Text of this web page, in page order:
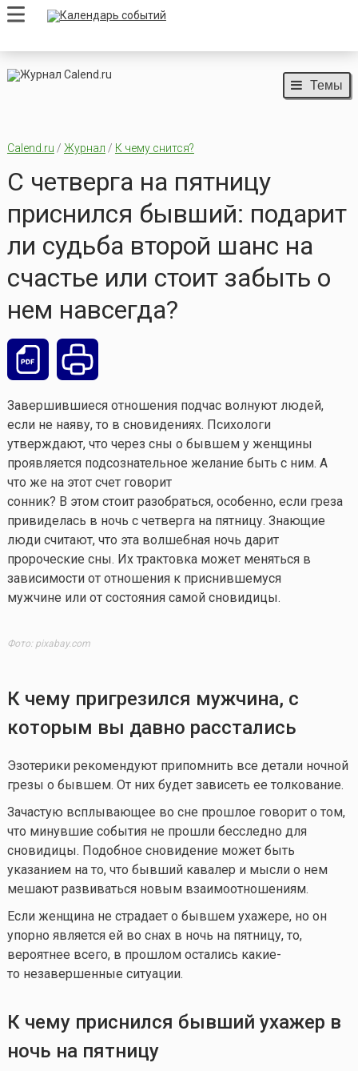
Темы
Calend.ru / Журнал / К чему снится?
С четверга на пятницу
приснился бывший: подарит
ли судьба второй шанс на
счастье или стоит забыть о
нем навсегда?
Завершившиеся отношения подчас волнуют людей,
если не наяву, то в сновидениях. Психологи
утверждают, что через сны о бывшем у женщины
проявляется подсознательное желание быть с ним. А
что же на этот счет говорит
сонник? В этом стоит разобраться, особенно, если греза
привиделась в ночь с четверга на пятницу. Знающие
люди считают, что эта волшебная ночь дарит
пророческие сны. Их трактовка может меняться в
зависимости от отношения к приснившемуся
мужчине или от состояния самой сновидицы.
Фото: pixabay.com
К чему пригрезился мужчина, с
которым вы давно расстались
Эзотерики рекомендуют припомнить все детали ночной
грезы о бывшем. От них будет зависеть ее толкование.
Зачастую всплывающее во сне прошлое говорит о том,
что минувшие события не прошли бесследно для
сновидицы. Подобное сновидение может быть
указанием на то, что бывший кавалер и мысли о нем
мешают развиваться новым взаимоотношениям.
Если женщина не страдает о бывшем ухажере, но он
упорно является ей во снах в ночь на пятницу, то,
вероятнее всего, в прошлом остались какие-
то незавершенные ситуации.
К чему приснился бывший ухажер в
ночь на пятницу